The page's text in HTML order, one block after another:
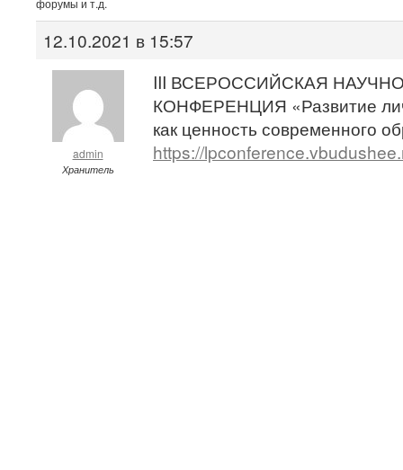
форумы и т.д.
12.10.2021 в 15:57
admin
Хранитель
III ВСЕРОССИЙСКАЯ
КОНФЕРЕНЦИЯ «Развитие
как ценность современного
https://